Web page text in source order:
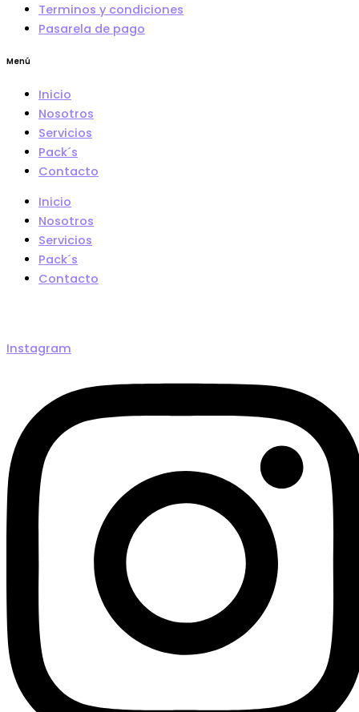
Terminos y condiciones
Pasarela de pago
Menú
Inicio
Nosotros
Servicios
Pack´s
Contacto
Inicio
Nosotros
Servicios
Pack´s
Contacto
Instagram